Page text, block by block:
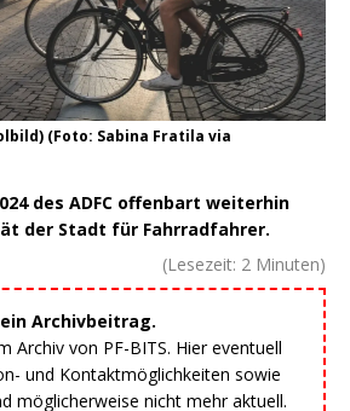
(Foto: Sabina Fratila via
des ADFC offenbart weiterhin
der Stadt für Fahrradfahrer.
(Lesezeit: 2 Minuten)
Archivbeitrag.
Archiv von PF-BITS. Hier eventuell
und Kontaktmöglichkeiten sowie
möglicherweise nicht mehr aktuell.